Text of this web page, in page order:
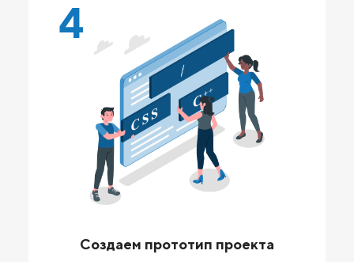
4
Создаем прототип проекта